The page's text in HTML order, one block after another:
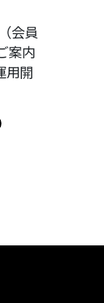
会員
案内
用開